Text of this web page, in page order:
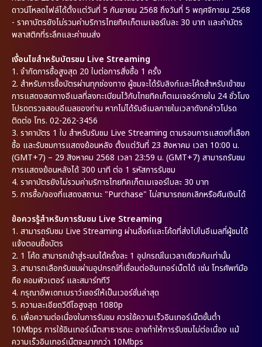
ดาวน์โหลดไฟล์ได้ตั้งแต่วันที่ 5 กันยายน 2568 ถึงวันที่ 5 พฤศจิกายน 2568
- ราคาบัตรยังไม่รวมค่าบริการไทยทิคเก็ตเมเจอร์ใบละ 30 บาท และค่าบัตร
พลาสติกที่ระลึกและค่าขนส่ง
เงื่อนไขสำหรับบัตรชม Live Streaming
1. จำกัดการซื้อสูงสุด 20 ใบต่อการสั่งซื้อ 1 ครั้ง
2. สำหรับการซื้อบัตรผ่านทุกช่องทาง ผู้ชมจะได้รับลิงก์และโค้ดสำหรับเข้าชม
การแสดงสดทางอีเมลที่ลงทะเบียนไว้กับไทยทิคเก็ตเมเจอร์ภายใน 24 ชั่วโมง
โปรดตรวจสอบอีเมลของท่าน หากไม่ได้รับอีเมลภายในเวลาดังกล่าวโปรด
ติดต่อ โทร. 02-262-3456
3. ราคาบัตร 1 ใบ สำหรับรับชม Live Streaming ตามรอบการแสดงที่เลือก
ซื้อ และรับชมการแสดงย้อนหลัง ตั้งแต่วันที่ 23 สิงหาคม เวลา 10:00 น.
(GMT+7) – 29 สิงหาคม 2568 เวลา 23:59 น. (GMT+7) สามารถรับชม
การแสดงย้อนหลังได้ 300 นาที ต่อ 1 รหัสการรับชม
4. ราคาบัตรยังไม่รวมค่าบริการไทยทิคเก็ตเมเจอร์ใบละ 30 บาท
5. การซื้อ/จองที่แสดงสถานะ "Purchase" ไม่สามารถยกเลิกหรือคืนเงินได้
ข้อควรรู้สำหรับการรับชม Live Streaming
1. สามารถรับชม Live Streaming ผ่านลิ้งค์และโค้ดที่ส่งไปในอีเมลที่ผู้ชมได้
แจ้งตอนซื้อบัตร
2. 1 โค้ด สามารถเข้าสู่ระบบได้ครั้งละ 1 อุปกรณ์ในเวลาเดียวกันเท่านั้น
3. สามารถเลือกรับชมผ่านอุปกรณ์ที่เชื่อมต่ออินเทอร์เน็ตได้ เช่น โทรศัพท์มือ
ถือ คอมพิวเตอร์ และสมาร์ททีวี
4. กรุณาอัพเดทเบราว์เซอร์ให้เป็นเวอร์ชั่นล่าสุด
5. ความละเอียดวีดีโอสูงสุด 1080p
6. เพื่อความต่อเนื่องในการรับชม ควรใช้ความเร็วอินเทอร์เน็ตขั้นต่ำ
10Mbps การใช้อินเทอร์เน็ตสาธารณะ อาจทำให้การรับชมไม่ต่อเนื่อง แม้
ความเร็วอินเทอร์เน็ตจะมากกว่า 10Mbps